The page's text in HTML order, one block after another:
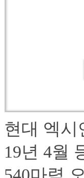
현대 엑시
19년 4